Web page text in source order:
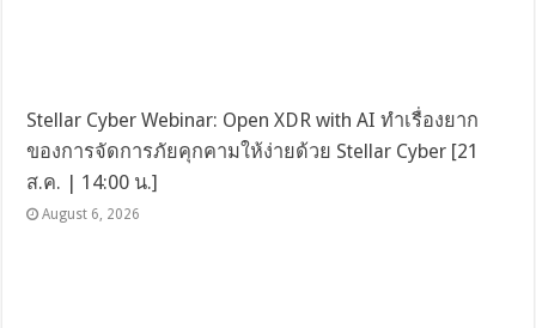
Stellar Cyber Webinar: Open XDR with AI ทำเรื่องยาก
ของการจัดการภัยคุกคามให้ง่ายด้วย Stellar Cyber [21
ส.ค. | 14:00 น.]
August 6, 2026